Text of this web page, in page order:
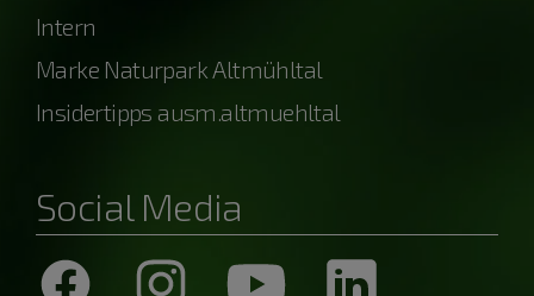
Intern
Marke Naturpark Altmühltal
Insidertipps ausm.altmuehltal
Social Media